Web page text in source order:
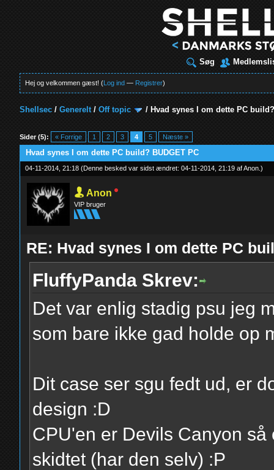
Søg
Hej og velkommen gæst! (Log ind — Registrer)
Shellsec /Generelt/Off topic / Hvad synes I om dette PC
Sider (5): « Forrige 1 2 3 4 5 Næste »
Hvad synes I om dette PC build? BUDGET PC
04-11-2014, 21:18(Denne besked var sidst ændret: 04-11-2014, 21:19 afAnon .)
Anon
VIP bruger
RE: Hvad synes I om dette PC
FluffyPanda Skrev:
Det var enlig stadig psu jeg
som bare ikke gad holde op
Dit case ser sgu fedt ud, er
design :D
CPU'en er Devils Canyon
skidtet (har den selv) :P